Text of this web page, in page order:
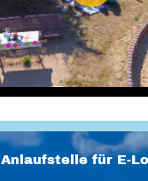
Anlaufstelle für E-